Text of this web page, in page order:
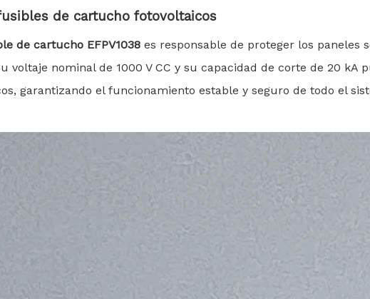
de cartucho fotovoltaicos
de cartucho EFPV1038 es responsable de proteger los paneles
voltaje nominal de 1000 V CC y su capacidad de corte de 20 kA
garantizando el funcionamiento estable y seguro de todo el